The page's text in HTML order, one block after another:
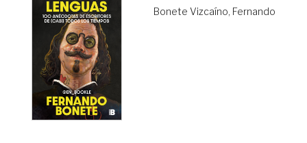
Bonete Vizcaíno, Fernando